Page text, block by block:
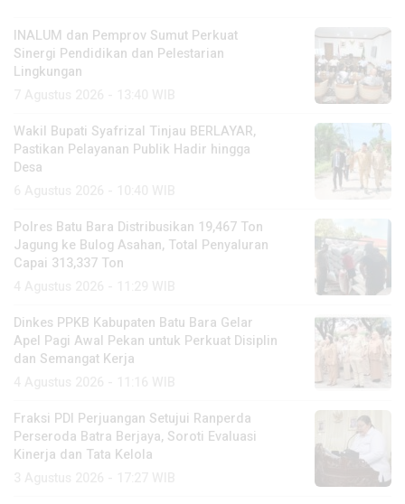
INALUM dan Pemprov Sumut Perkuat
Sinergi Pendidikan dan Pelestarian
Lingkungan
Wakil Bupati Syafrizal Tinjau BERLAYAR,
Pastikan Pelayanan Publik Hadir hingga
Desa
Polres Batu Bara Distribusikan 19,467 Ton
Jagung ke Bulog Asahan, Total Penyaluran
Capai 313,337 Ton
Dinkes PPKB Kabupaten Batu Bara Gelar
Apel Pagi Awal Pekan untuk Perkuat Disiplin
dan Semangat Kerja
Fraksi PDI Perjuangan Setujui Ranperda
Perseroda Batra Berjaya, Soroti Evaluasi
Kinerja dan Tata Kelola